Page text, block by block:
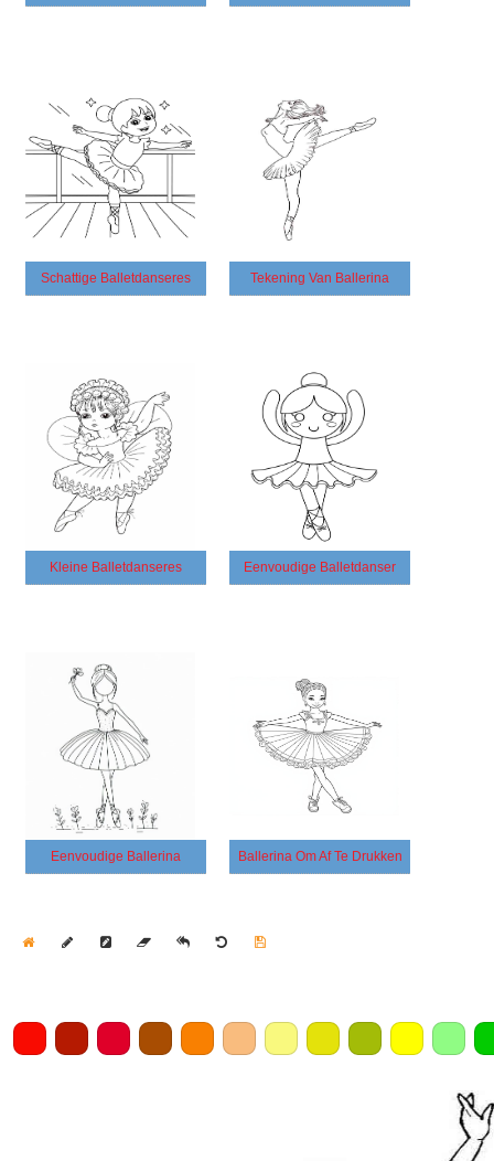
Schattige Balletdanseres Tekening Van Ballerina
Kleine Balletdanseres Eenvoudige Balletdanser
Eenvoudige Ballerina Ballerina Om Af Te Drukken